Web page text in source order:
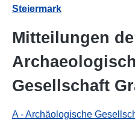
Steiermark
Mitteilungen
Gesellschaft
A - Archäologische